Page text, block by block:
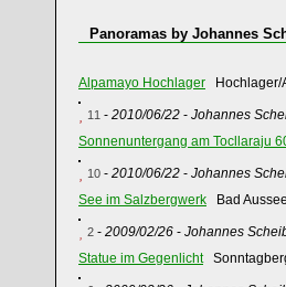
Panoramas by Johannes
Alpamayo Hochlager Hochlager/
11 - 2010/06/22 - Johannes
Sonnenuntergang am Tocllaraju
10 - 2010/06/22 - Johannes
See im Salzbergwerk Bad
2 - 2009/02/26 - Johannes
Statue im Gegenlicht